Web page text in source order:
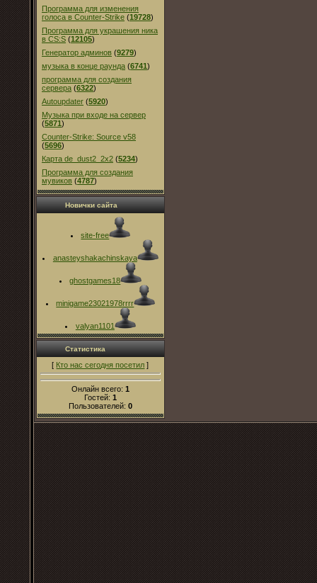
Программа для изменения
голоса в Counter-Strike (19728)
Программа для украшения ника
в CS:S (12105)
Генератор админов (9279)
музыка в конце раунда (6741)
программа для создания
сервера (6322)
Autoupdater (5920)
Музыка при входе на сервер
(5871)
Counter-Strike: Source v58
(5696)
Карта de_dust2_2x2 (5234)
Программа для создания
мувиков (4787)
Новички сайта
site-free
anasteyshakachinskaya
ghostgames18
minigame23021978rrrr
valyan1101
Статистика
[ Кто нас сегодня посетил ]
Онлайн всего: 1
Гостей: 1
Пользователей: 0